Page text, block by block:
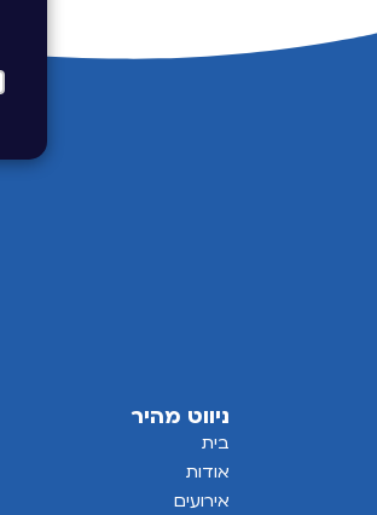
ניווט מהיר
בית
אודות
אירועים